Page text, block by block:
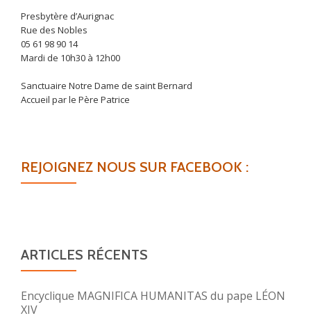
Presbytère d’Aurignac
Rue des Nobles
05 61 98 90 14
Mardi de 10h30 à 12h00
Sanctuaire Notre Dame de saint Bernard
Accueil par le Père Patrice
REJOIGNEZ NOUS SUR FACEBOOK :
ARTICLES RÉCENTS
Encyclique MAGNIFICA HUMANITAS du pape LÉON
XIV